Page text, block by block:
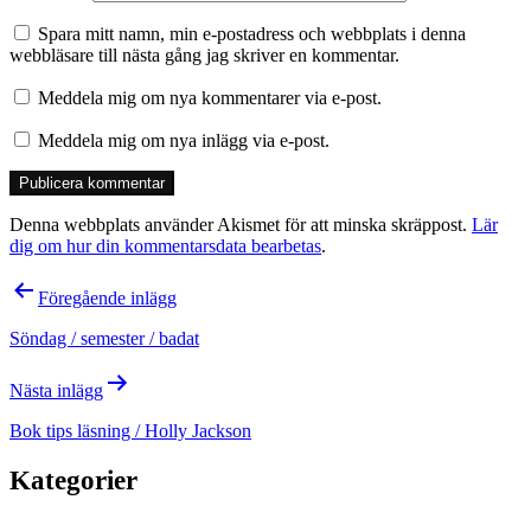
Spara mitt namn, min e-postadress och webbplats i denna
webbläsare till nästa gång jag skriver en kommentar.
Meddela mig om nya kommentarer via e-post.
Meddela mig om nya inlägg via e-post.
Denna webbplats använder Akismet för att minska skräppost. Lär
dig om hur din kommentarsdata bearbetas.
Inläggsnavigering
Föregående inlägg
Söndag / semester / badat
Nästa inlägg
Bok tips läsning / Holly Jackson
Kategorier